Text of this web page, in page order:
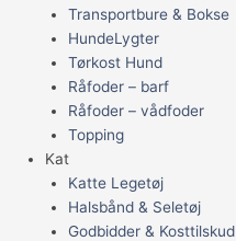
Transportbure & Bokse
HundeLygter
Tørkost Hund
Råfoder – barf
Råfoder – vådfoder
Topping
Kat
Katte Legetøj
Halsbånd & Seletøj
Godbidder & Kosttilskud